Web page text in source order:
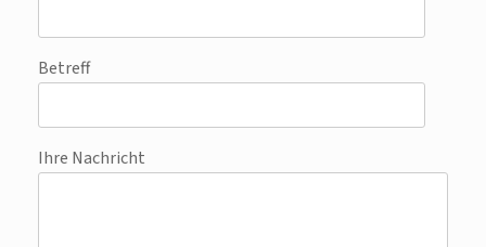
Betreff
Ihre Nachricht